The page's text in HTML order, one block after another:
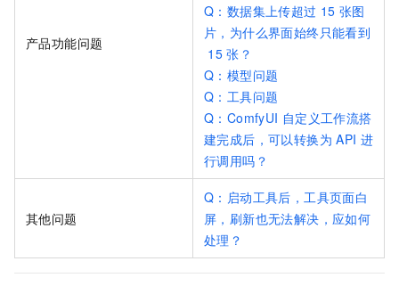
产品功能问题
Q：数据集上传超过 15 张图
片，为什么界面始终只能看到
15 张？
Q：模型问题
Q：工具问题
Q：ComfyUI 自定义工作流搭
建完成后，可以转换为 API 进
行调用吗？
其他问题
Q：启动工具后，工具页面白
屏，刷新也无法解决，应如何
处理？